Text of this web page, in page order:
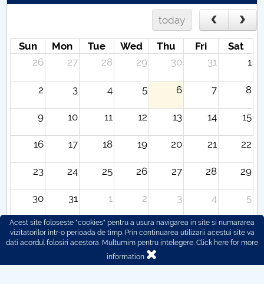
today
Sun Mon Tue Wed Thu Fri
Sat
26
27 28 29 30 31 1
2 3 4 5 6 7 8
9 10 11 12 13 14 15
16 17 18 19 20 21 22
23 24 25 26 27 28 29
30 31 1 2 3 4 5
Acest site foloseste "cookies" pentru a usura navigarea in site si numararea
vizitatorilor intr-o perioada de timp. Prin continuarea utilizarii acestui site va
dati acordul folosiri acestora. Multumim pentru intelegere. Click here for more
information